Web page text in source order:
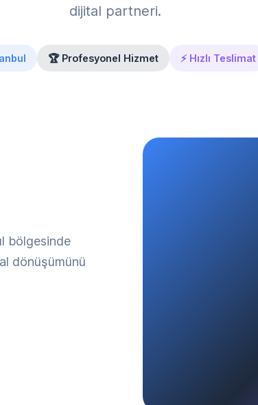
dijital partneri.
🏆 Profesyonel Hizmet ⚡ Hızlı Teslimat
bölgesinde
dönüşümünü